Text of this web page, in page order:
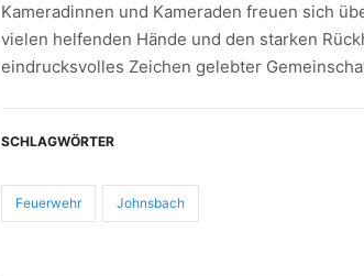
Kameradinnen und Kameraden freuen sich
vielen helfenden Hände und den starken
eindrucksvolles Zeichen gelebter
SCHLAGWÖRTER
Feuerwehr Johnsbach